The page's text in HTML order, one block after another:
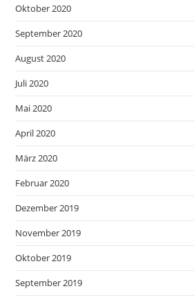
Oktober 2020
September 2020
August 2020
Juli 2020
Mai 2020
April 2020
März 2020
Februar 2020
Dezember 2019
November 2019
Oktober 2019
September 2019